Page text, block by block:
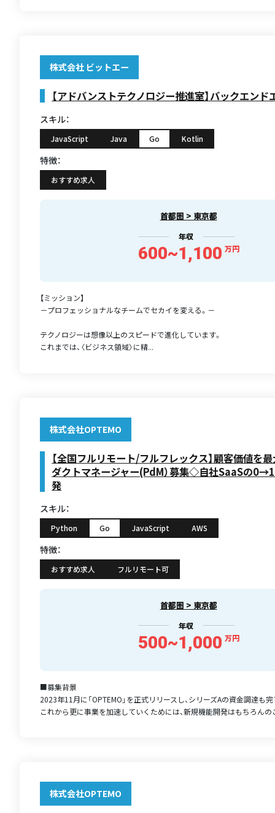
株式会社 ビットエー
【アドバンストテクノロジー推進室】バックエンド
スキル：
JavaScript Java Go Kotlin
特徴：
おすすめ求人
首都圏 > 東京都
年収
600~1,100 万円
【ミッション】
－プロフェッショナルなチームでセカイを変える。－
テクノロジーは想像以上のスピードで進化しています。
これまでは、〈ビジネス領域〉に精...
株式会社OPTEMO
【全国フルリモート/フルフレックス】顧客価値を
ダクトマネージャー(PdM）募集◇自社SaaSの
発
スキル：
Python Go JavaScript AWS
特徴：
おすすめ求人 フルリモート可
首都圏 > 東京都
年収
500~1,000 万円
■募集背景
2023年11月に「OPTEMO」を正式リリースし、シリーズAの資金調達も
これから更に事業を加速していくためには、新規機能開発はもちろんの
株式会社OPTEMO